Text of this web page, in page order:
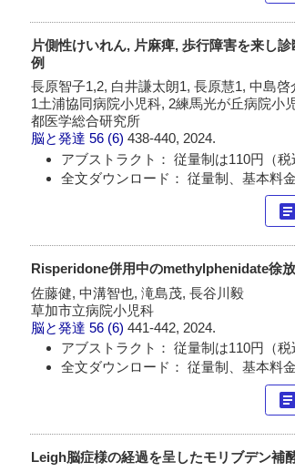
片側性けいれん, 片麻痺, 歩行障害を来し
例
長原智子1,2, 白井謙太朗1, 長原慧1, 中島
1土浦協同病院小児科, 2練馬光が丘病院小
都医学総合研究所
脳と発達 56 (6)438-440, 2024.
アブストラクト： 従量制は110円（
全文ダウンロード： 従量制、基本料
article
Risperidone併用中のmethylphenidate徐
佐藤健, 中溝智也, 滝島茂, 長谷川毅
草加市立病院小児科
脳と発達 56 (6)441-442, 2024.
アブストラクト： 従量制は110円（
全文ダウンロード： 従量制、基本料
article
Leigh脳症様の経過を呈したモリブデン補